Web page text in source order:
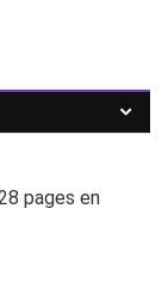
pages en